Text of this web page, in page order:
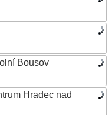
Bousov
Hradec nad